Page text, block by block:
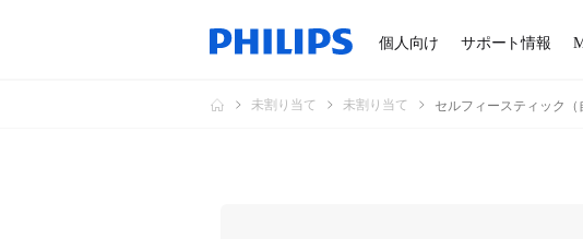
個人向け サポート情報
未割り当て 未割り当て セルフィースティック（